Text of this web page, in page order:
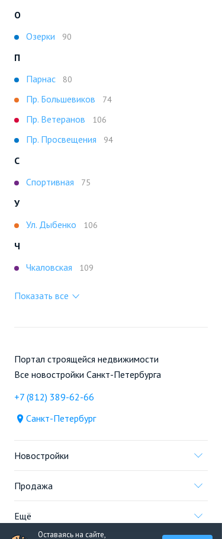
Оставаясь на сайте,
О
Озерки
90
П
Парнас
80
Пр. Большевиков 74
Пр. Ветеранов 106
Пр. Просвещения 94
С
Спортивная
75
У
Ул. Дыбенко
106
Ч
Чкаловская
109
Показать все
Портал строящейся недвижимости
Все новостройки Санкт-Петербурга
+7 (812) 389-62-66
Санкт-Петербург
Новостройки
Продажа
Ещё